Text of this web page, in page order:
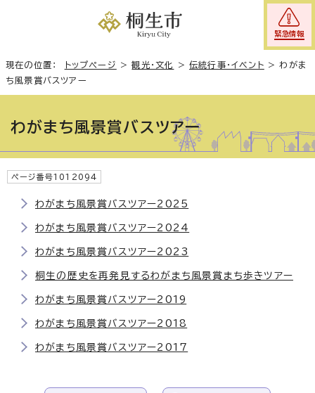
緊急情報
現在の位置： トップページ >観光・文化 >伝統行事・イベント >わがま
ち風景賞バスツアー
わがまち風景賞バスツアー
ページ番号1012094
わがまち風景賞バスツアー2025
わがまち風景賞バスツアー2024
わがまち風景賞バスツアー2023
桐生の歴史を再発見するわがまち風景賞まち歩きツアー
わがまち風景賞バスツアー2019
わがまち風景賞バスツアー2018
わがまち風景賞バスツアー2017